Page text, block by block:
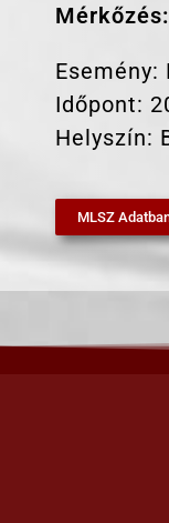
Időpont:
Helyszín:
MLSZ